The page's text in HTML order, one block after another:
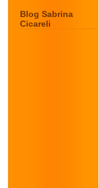
Blog Sabrina
Cicareli